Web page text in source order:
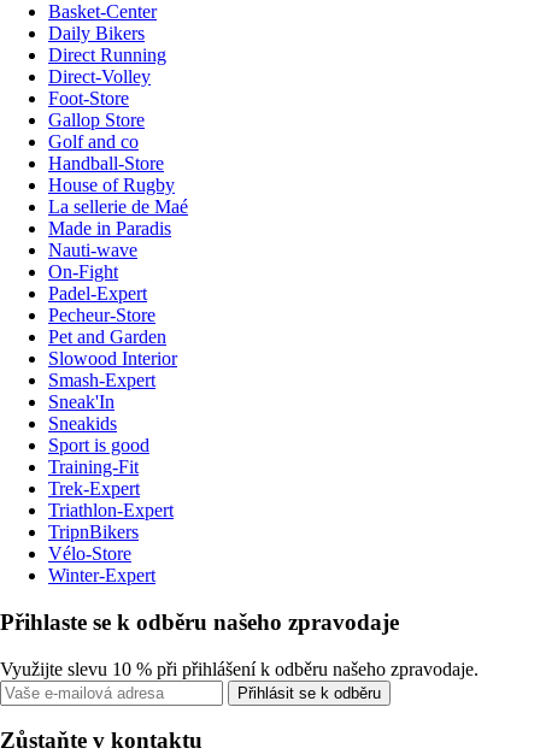
Basket-Center
Daily Bikers
Direct Running
Direct-Volley
Foot-Store
Gallop Store
Golf and co
Handball-Store
House of Rugby
La sellerie de Maé
Made in Paradis
Nauti-wave
On-Fight
Padel-Expert
Pecheur-Store
Pet and Garden
Slowood Interior
Smash-Expert
Sneak'In
Sneakids
Sport is good
Training-Fit
Trek-Expert
Triathlon-Expert
TripnBikers
Vélo-Store
Winter-Expert
Přihlaste se k odběru našeho zpravodaje
Využijte slevu 10 % při přihlášení k odběru našeho zpravodaje.
Přihlásit se k odběru
Zůstaňte v kontaktu